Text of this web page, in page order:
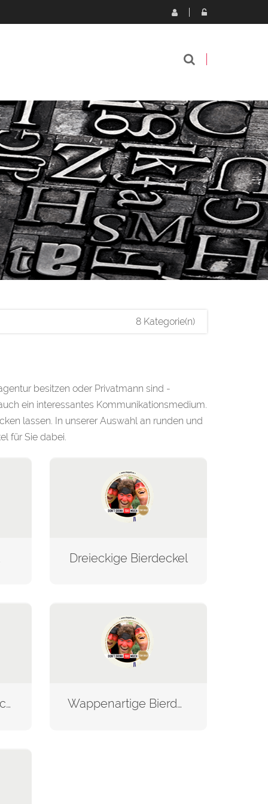
8 Kategorie(n)
besitzen oder Privatmann sind -
ein interessantes Kommunikationsmedium.
lassen. In unserer Auswahl an runden und
für Sie dabei.
Dreieckige Bierdeckel
Herzförmige Bierdeckel Wappenartige Bierdeckel